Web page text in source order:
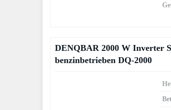
DENQBAR 2000 W Inverter
benzinbetrieben DQ-2000